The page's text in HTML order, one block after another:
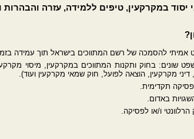
במקרקעין, טיפים ללמידה, עזרה והבהרות
אמיתי להסמכה של רשם המתווכים בישראל תוך עמידה
בחוק ותקנות המתווכים במקרקעין, מיסוי
דיני מקרקעין, הוצאה לפועל, חוק שמאי מקרקעין ועוד).
תקדימית.
באדום.
ו/או לפסיקה.